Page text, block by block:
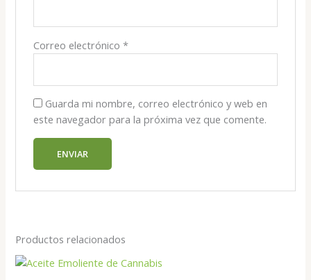
Correo electrónico *
Guarda mi nombre, correo electrónico y web en
este navegador para la próxima vez que comente.
Productos relacionados